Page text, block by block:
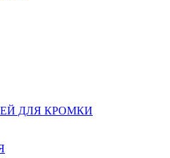
ДЛЯ КРОМКИ